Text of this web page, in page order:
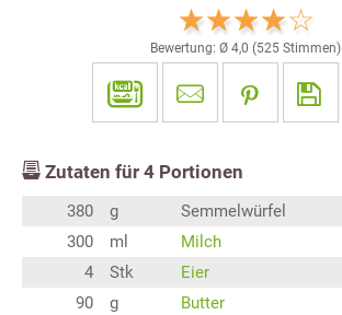
Bewertung: Ø 4,0 (525 Stimmen)
Zutaten für 4 Portionen
380 g
Semmelwürfel
300
ml
Milch
4
Stk
Eier
90
g
Butter